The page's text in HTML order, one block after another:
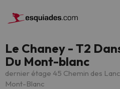
Le Chaney - T2
Du Mont-blanc
dernier étage 45 Chemin des
Mont-Blanc